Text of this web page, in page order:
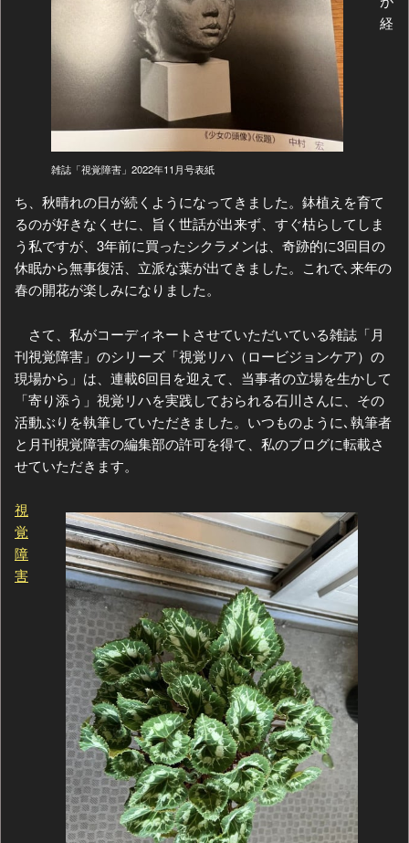
雑誌「視覚障害」2022年11月号表紙
経
ち、秋晴れの日が続くようになってきました。鉢植えを育て
るのが好きなくせに、旨く世話が出来ず、すぐ枯らしてしま
う私ですが、3年前に買ったシクラメンは、奇跡的に3回目の
休眠から無事復活、立派な葉が出てきました。これで､来年の
春の開花が楽しみになりました。
さて、私がコーディネートさせていただいている雑誌「月
刊視覚障害」のシリーズ「視覚リハ（ロービジョンケア）の
現場から」は、連載6回目を迎えて、当事者の立場を生かして
「寄り添う」視覚リハを実践しておられる石川さんに、その
活動ぶりを執筆していただきました。いつものように､執筆者
と月刊視覚障害の編集部の許可を得て、私のブログに転載さ
せていただきます。
視
覚
障
害